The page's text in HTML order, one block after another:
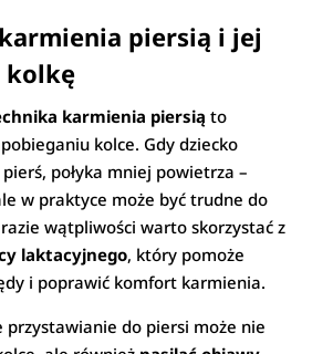
piersią i jej
kolkę
karmienia piersią to
kolce. Gdy dziecko
połyka mniej powietrza –
w praktyce może być trudne do
wątpliwości warto skorzystać z
laktacyjnego, który pomoże
i poprawić komfort karmienia.
przystawianie do piersi może nie